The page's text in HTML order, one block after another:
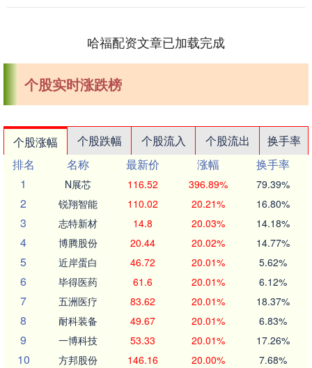
哈福配资文章已加载完成
个股实时涨跌榜
个股涨幅 个股跌幅 个股流入 个股流出
换手率
排名
名称 最新价 涨幅
换手率
1
N展芯 116.52 396.89% 79.39%
2 锐翔智能 110.02 20.21% 16.80%
3 志特新材 14.8 20.03% 14.18%
4 博腾股份 20.44 20.02% 14.77%
5 近岸蛋白 46.72 20.01% 5.62%
6 毕得医药 61.6 20.01% 6.12%
7 五洲医疗 83.62 20.01% 18.37%
8 耐科装备 49.67 20.01% 6.83%
9 一博科技 53.33 20.01% 17.26%
10 方邦股份 146.16 20.00% 7.68%